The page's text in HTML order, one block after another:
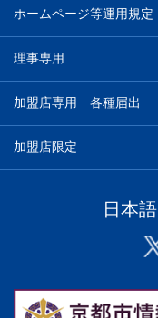
ホームページ等運用規定
理事専用
加盟店専用 各種届出
加盟店限定
日本語